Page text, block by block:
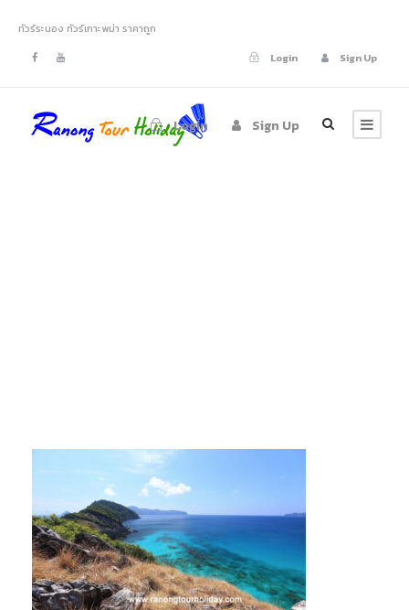
ทัวร์ระนอง ทัวร์เกาะพม่า ราคาถูก
Login
Sign Up
Login Sign Up